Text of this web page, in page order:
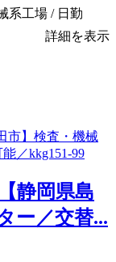
系工場 / 日勤
詳細を表示
静岡県島
ー／交替...